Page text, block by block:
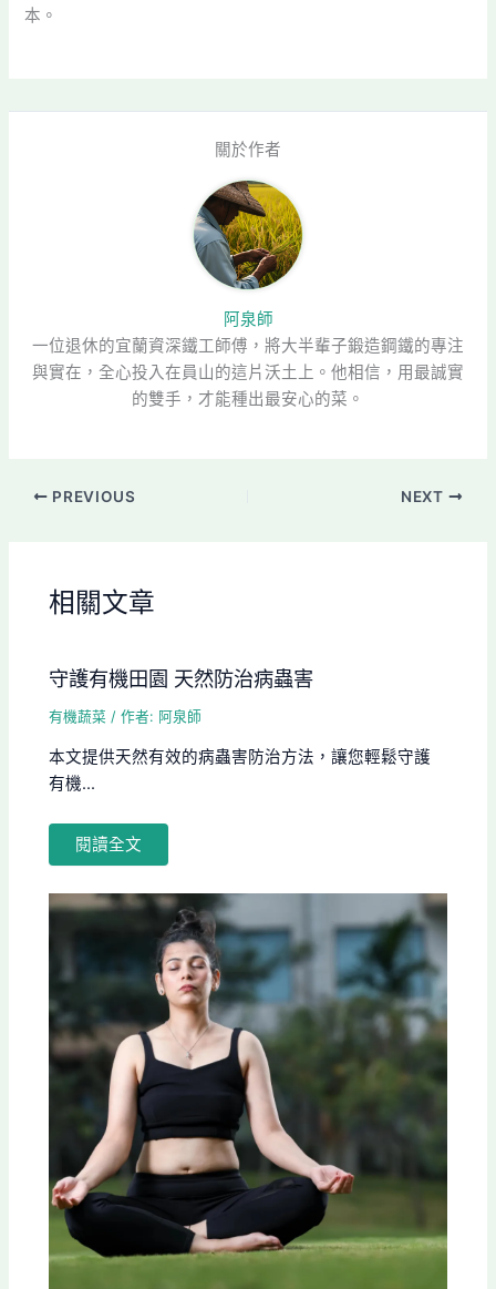
本。
關於作者
阿泉師
一位退休的宜蘭資深鐵工師傅，將大半輩子鍛造鋼鐵的專注
與實在，全心投入在員山的這片沃土上。他相信，用最誠實
的雙手，才能種出最安心的菜。
PREVIOUS NEXT
相關文章
守護有機田園 天然防治病蟲害
有機蔬菜 / 作者: 阿泉師
本文提供天然有效的病蟲害防治方法，讓您輕鬆守護
有機...
閱讀全文